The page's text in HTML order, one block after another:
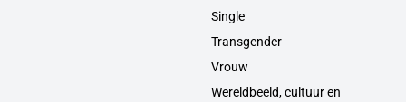
Single
Transgender
Vrouw
Wereldbeeld, cultuur en